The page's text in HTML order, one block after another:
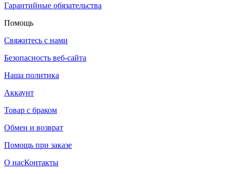
Гарантийные обязательства
Помощь
Свяжитесь с нами
Безопасность веб-сайта
Наша политика
Аккаунт
Товар с браком
Обмен и возврат
Помощь при заказе
О насКонтакты